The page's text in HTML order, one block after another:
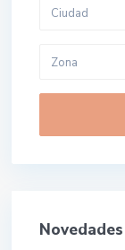
Ciudad
Zona
Novedades